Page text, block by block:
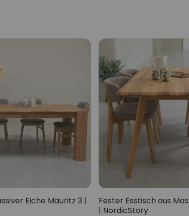
Eiche Mauritz 3 |
Fester Esstisch aus
| NordicStory